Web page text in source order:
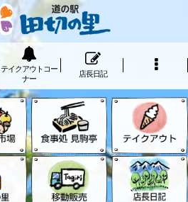
テイクアウトコー
ナー
店長日記